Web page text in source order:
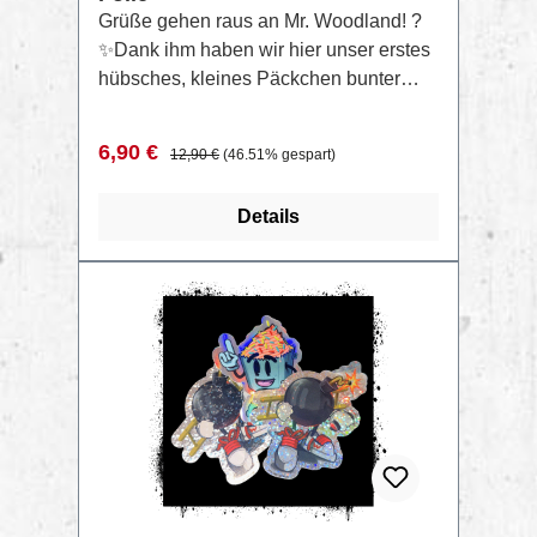
Grüße gehen raus an Mr. Woodland! ?
✨Dank ihm haben wir hier unser erstes
hübsches, kleines Päckchen bunter
Pack mit konturgeschnittenen
3 holographischen, permanenten Folien
um Farbe, Form und Material zu testen,
bevor du in größere Auflagen gehst. ?
Verkaufspreis:
6,90 € Regulärer Preis:
12,90 € (46.51% gespart)
Details
RABATT